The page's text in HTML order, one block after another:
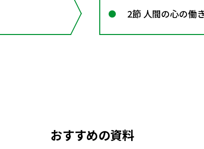
2節 人間の心の働
おすすめの資料